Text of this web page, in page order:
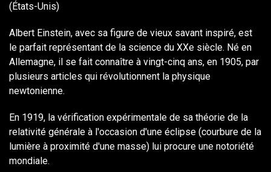
(États-Unis)
Albert Einstein, avec sa figure de vieux savant inspiré, est
le parfait représentant de la science du XXe siècle. Né en
Allemagne, il se fait connaître à vingt-cinq ans, en 1905, par
plusieurs articles qui révolutionnent la physique
newtonienne.
En 1919, la vérification expérimentale de sa théorie de la
relativité générale à l'occasion d'une éclipse (courbure de la
lumière à proximité d'une masse) lui procure une notoriété
mondiale.